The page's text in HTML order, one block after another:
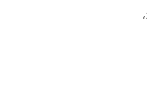
البشرية والشؤون العامة) إيلو 31-3، قطاع 16،